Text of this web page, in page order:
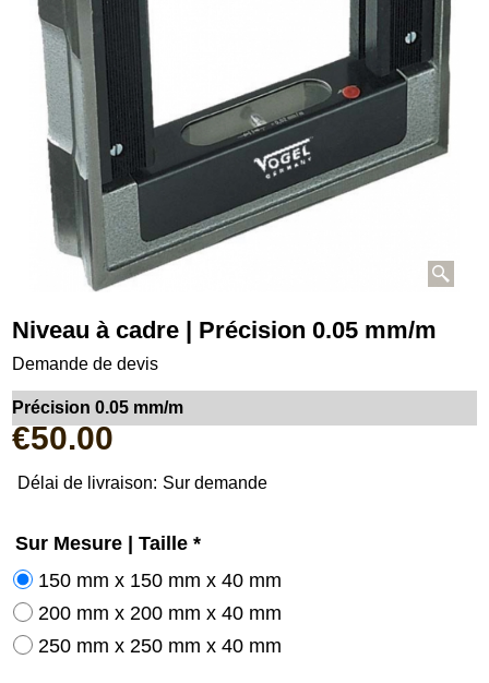
Niveau à cadre | Précision 0.05 mm/m
Demande de devis
Précision 0.05 mm/m
€50.00
Délai de livraison: Sur demande
Sur Mesure | Taille *
150 mm x 150 mm x 40 mm
200 mm x 200 mm x 40 mm
250 mm x 250 mm x 40 mm